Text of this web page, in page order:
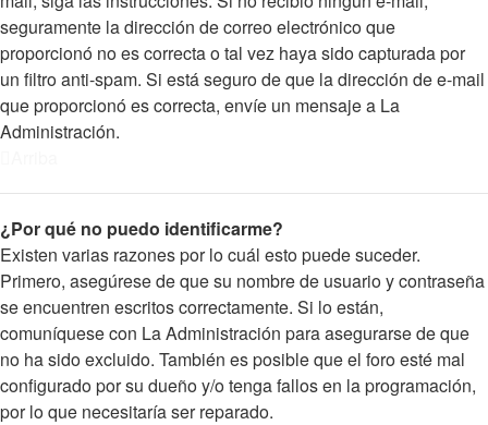
seguramente la dirección de correo electrónico que
proporcionó no es correcta o tal vez haya sido capturada por
un filtro anti-spam. Si está seguro de que la dirección de e-mail
que proporcionó es correcta, envíe un mensaje a La
Administración.
¿Por qué no puedo identificarme?
Existen varias razones por lo cuál esto puede suceder.
Primero, asegúrese de que su nombre de usuario y contraseña
se encuentren escritos correctamente. Si lo están,
comuníquese con La Administración para asegurarse de que
no ha sido excluido. También es posible que el foro esté mal
configurado por su dueño y/o tenga fallos en la programación,
por lo que necesitaría ser reparado.